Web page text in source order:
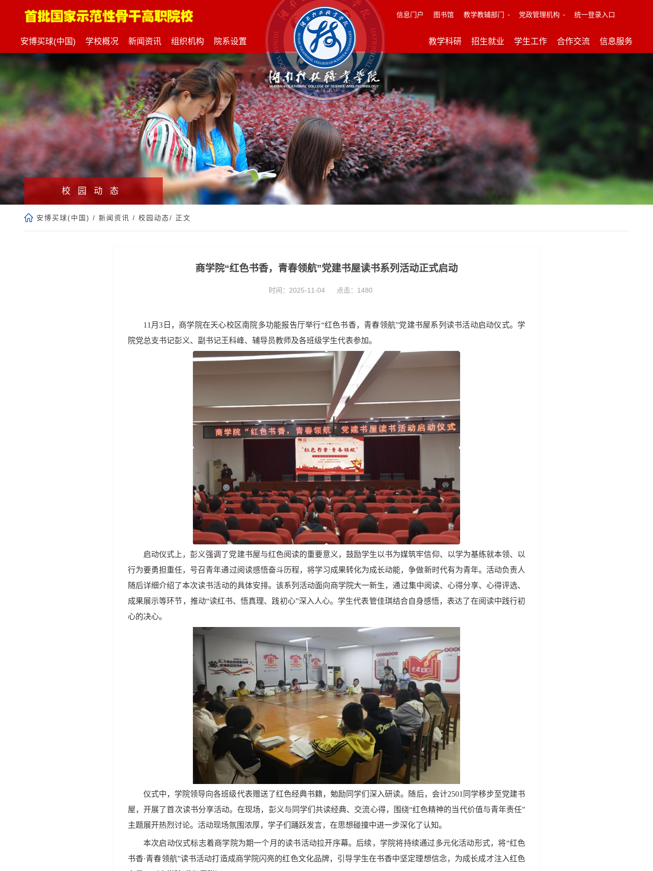
信息门户 图书馆 教学教辅部门 党政管理机构 统一登录入口
安博买球(中国) 学校概况 新闻资讯 组织机构 院系设置 教学科研 招生就业 学生工作 合作交流 信息服务
校园动态
安博买球(中国) / 新闻资讯 / 校园动态/ 正文
‌商学院“红色书香，青春领航”党建书屋读书系列活动正式启动‌
时间：2025-11-04 点击： 1480
11月3日，商学院在天心校区南院多功能报告厅举行“红色书香，青春领航”党建书屋系列 读书活动启动仪式。学
院党总支书记彭义、副书记王科峰、辅导员教师及各班级学生代表参加。
启动仪式上，彭义强调了党建书屋与红色阅读的重要意义，鼓励学生以书为媒筑牢信仰、以学为基练就本领、以
行为要勇担重任，号召青年通过阅读感悟奋斗历程，将学习成果转化为成长动能，争做新时代有为青年。活动负责人
随后详细介绍了本次读书活动的具体安排。 该系列活动面向商学院大一新生，通过集中阅读、心得分享、 心得评选、
成果展示等环节，推动“读红书、悟真理、践初心”深入人心。学生代表管佳琪结合自身感悟，表达了在阅读中践行初
心的决心。
仪式中，学院领导向各班级代表赠送了红色经典书籍，勉励 同学们深入研读。随后， 会计2501同学移步至党建书
屋，开展了首次读书分享活动。在现场， 彭义与同学们共读经典、交流心得，围绕“红色精神的当代价值与青年责任”
主题展开热烈讨论。 活动现场氛围浓厚，学子们 踊跃发言，在思想碰撞中进一步深化了认知。
本次启动仪式标志着商学院为期一个月的读书活动拉开序幕。 后续 ，学院将持续通过多元化活动形式，将“红色
书香·青春领航”读书活动打造成商学院闪亮的红色文化品牌，引导学生在书香中坚定理想信念，为成长成才注入红色